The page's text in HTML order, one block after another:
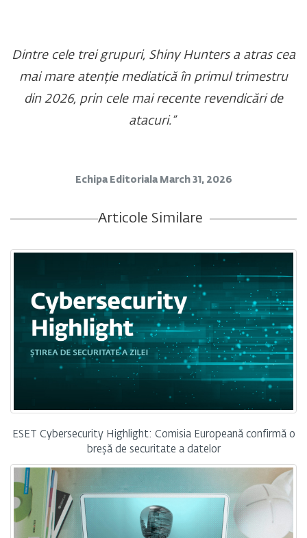
Dintre cele trei grupuri, Shiny Hunters a atras cea
mai mare atenție mediatică în primul trimestru
din 2026, prin cele mai recente revendicări de
atacuri.”
Echipa Editoriala March 31, 2026
Articole Similare
ESET Cybersecurity Highlight: Comisia Europeană confirmă o
breșă de securitate a datelor